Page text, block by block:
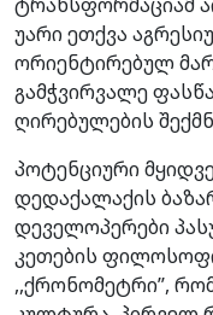
უარი ეთქვა
ორიენტირებულ
გამჭვირვალე
ღირებულების
პოტენციური
დედაქალაქის
დეველოპერები
კეთების
,,ქრონომეტრი’’,